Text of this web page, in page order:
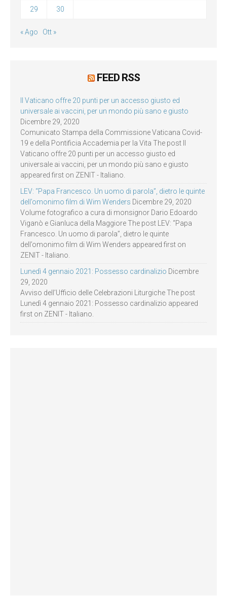
29 30
« Ago Ott »
FEED RSS
Il Vaticano offre 20 punti per un accesso giusto ed
universale ai vaccini, per un mondo più sano e giusto
Dicembre 29, 2020
Comunicato Stampa della Commissione Vaticana Covid-
19 e della Pontificia Accademia per la Vita The post Il
Vaticano offre 20 punti per un accesso giusto ed
universale ai vaccini, per un mondo più sano e giusto
appeared first on ZENIT - Italiano.
LEV: “Papa Francesco. Un uomo di parola”, dietro le quinte
dell’omonimo film di Wim Wenders Dicembre 29, 2020
Volume fotografico a cura di monsignor Dario Edoardo
Viganò e Gianluca della Maggiore The post LEV: “Papa
Francesco. Un uomo di parola”, dietro le quinte
dell’omonimo film di Wim Wenders appeared first on
ZENIT - Italiano.
Lunedì 4 gennaio 2021: Possesso cardinalizio Dicembre
29, 2020
Avviso dell’Ufficio delle Celebrazioni Liturgiche The post
Lunedì 4 gennaio 2021: Possesso cardinalizio appeared
first on ZENIT - Italiano.